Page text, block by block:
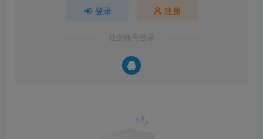
登录 注册
社交账号登录